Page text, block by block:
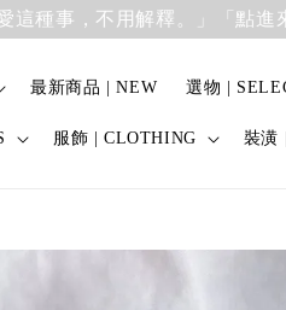
，不用解釋。」「點進來就
最新商品 | NEW 選物 |
服飾 | CLOTHING 裝潢